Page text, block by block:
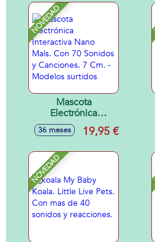
a tu voz.
14.60x7.62x13.97
cm - Modelos
surtidos
NOVEDAD
Mascota
Electrónica
Interactiva Nano
Mals. Con 70
Canciones. 7 Cm. -
Modelos surtidos
36 meses 19,95 €
NOVEDAD